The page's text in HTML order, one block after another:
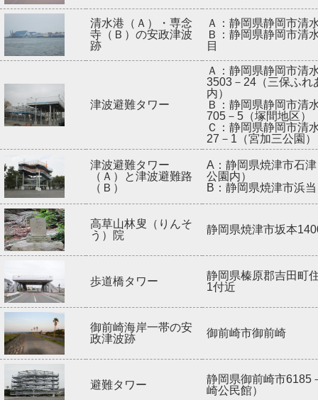
清水港（Ａ）・専念
寺（Ｂ）の安政津波
跡
Ａ：静岡県静岡市清
Ｂ：静岡県静岡市清
目
津波避難タワー
Ａ：静岡県静岡市清
3503－24（三保ふれ
内）
Ｂ：静岡県静岡市清
705－5（塚間地区）
Ｃ：静岡県静岡市清
27－1（宮加三公園）
津波避難タワー
（Ａ）と津波避難路
（Ｂ）
A：静岡県焼津市石
公園内）
B：静岡県焼津市浜
高草山林叟（りんそ
う）院
静岡県焼津市坂本
歩道橋タワー
静岡県榛原郡吉田町
1付近
御前崎海岸一帯の安
政津波跡
御前崎市御前崎
避難タワー
静岡県御前崎市6185
崎公民館）